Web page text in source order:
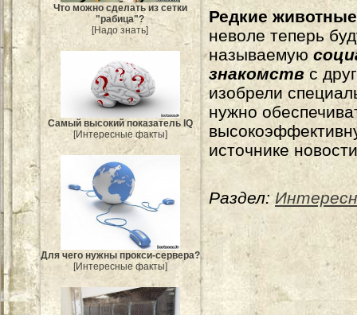
Что можно сделать из сетки
"рабица"?
[Надо знать]
Самый высокий показатель IQ
[Интересные факты]
Для чего нужны прокси-сервера?
[Интересные факты]
Редкие животные
неволе теперь
называемую
знакомств с
изобрели
нужно
источнике
Раздел: